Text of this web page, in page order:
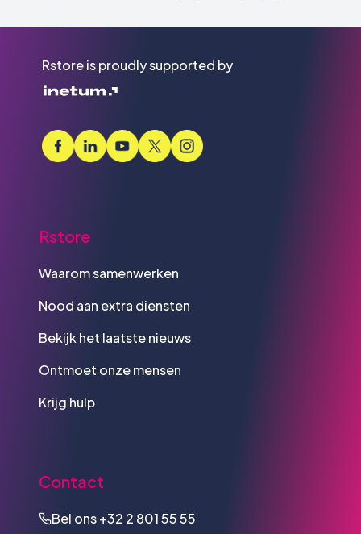
Rstore is proudly supported by
Rstore
Waarom samenwerken
Nood aan extra diensten
Bekijk het laatste nieuws
Ontmoet onze mensen
Krijg hulp
Contact
Bel ons+32 2 801 55 55